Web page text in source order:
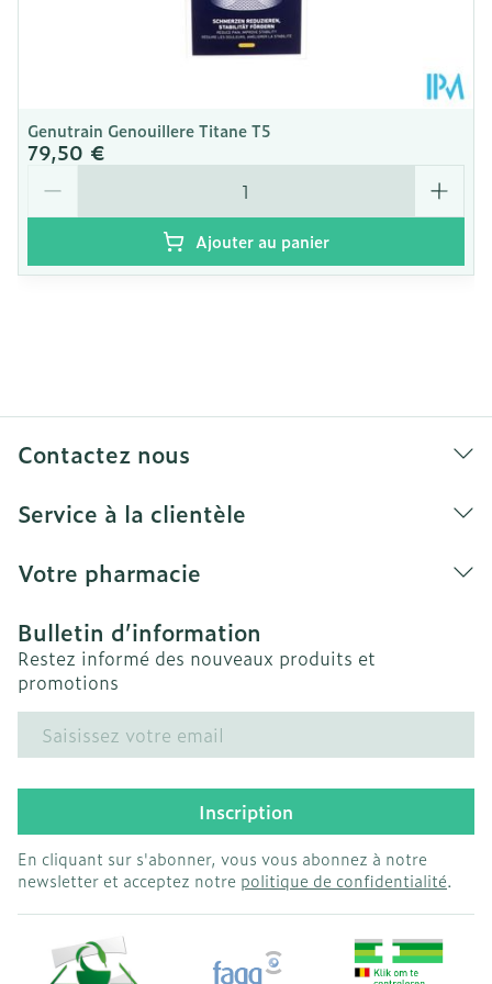
Genutrain Genouillere Titane T5
79,50 €
Ajouter au panier
Contactez nous
Service à la clientèle
Votre pharmacie
Bulletin d’information
Restez informé des nouveaux produits et
promotions
Adresse mail
Inscription
En cliquant sur s'abonner, vous vous abonnez à notre
newsletter et acceptez notre politique de confidentialité.